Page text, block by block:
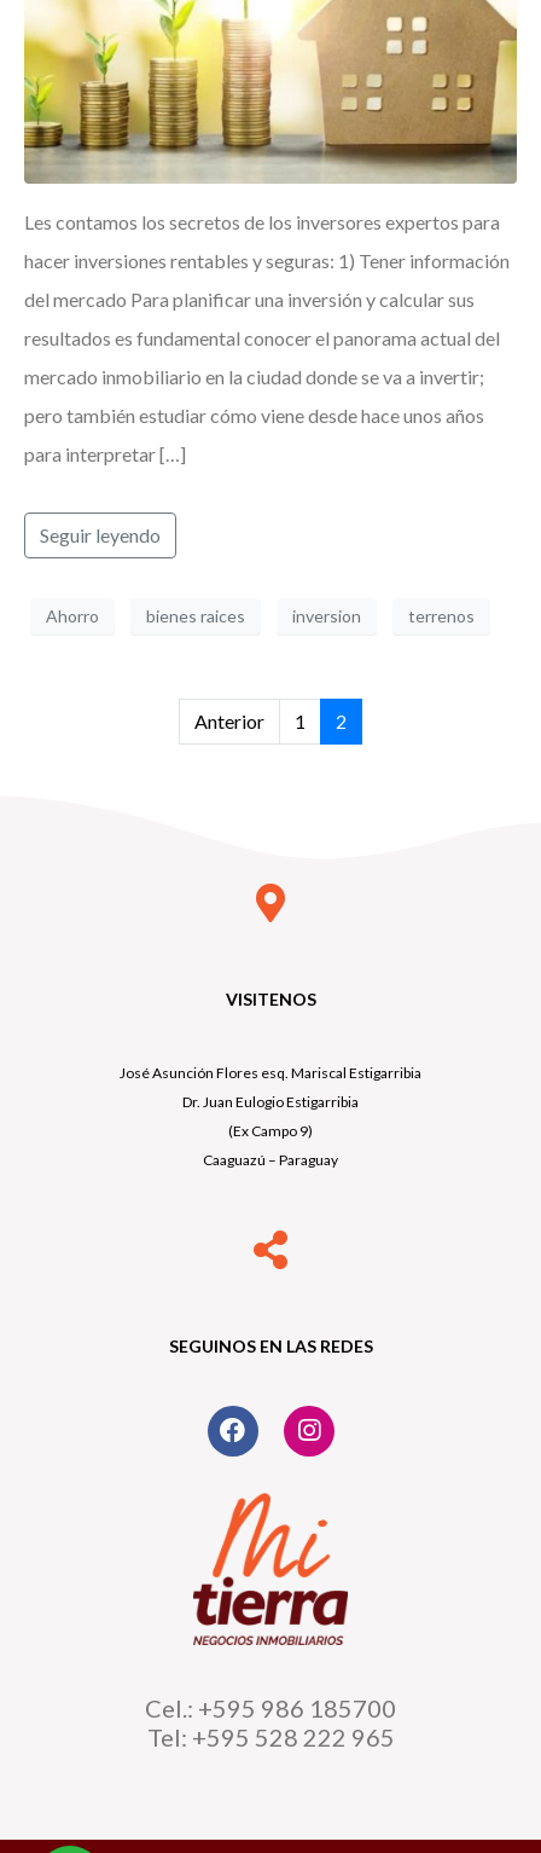
Les contamos los secretos de los inversores expertos para
hacer inversiones rentables y seguras: 1) Tener información
del mercado Para planificar una inversión y calcular sus
resultados es fundamental conocer el panorama actual del
mercado inmobiliario en la ciudad donde se va a invertir;
pero también estudiar cómo viene desde hace unos años
para interpretar […]
Seguir leyendo
Ahorro bienes raices inversion terrenos
Anterior 1 2
VISITENOS
José Asunción Flores esq. Mariscal Estigarribia
Dr. Juan Eulogio Estigarribia
(Ex Campo 9)
Caaguazú – Paraguay
SEGUINOS EN LAS REDES
Cel.: +595 986 185700
Tel: +595 528 222 965